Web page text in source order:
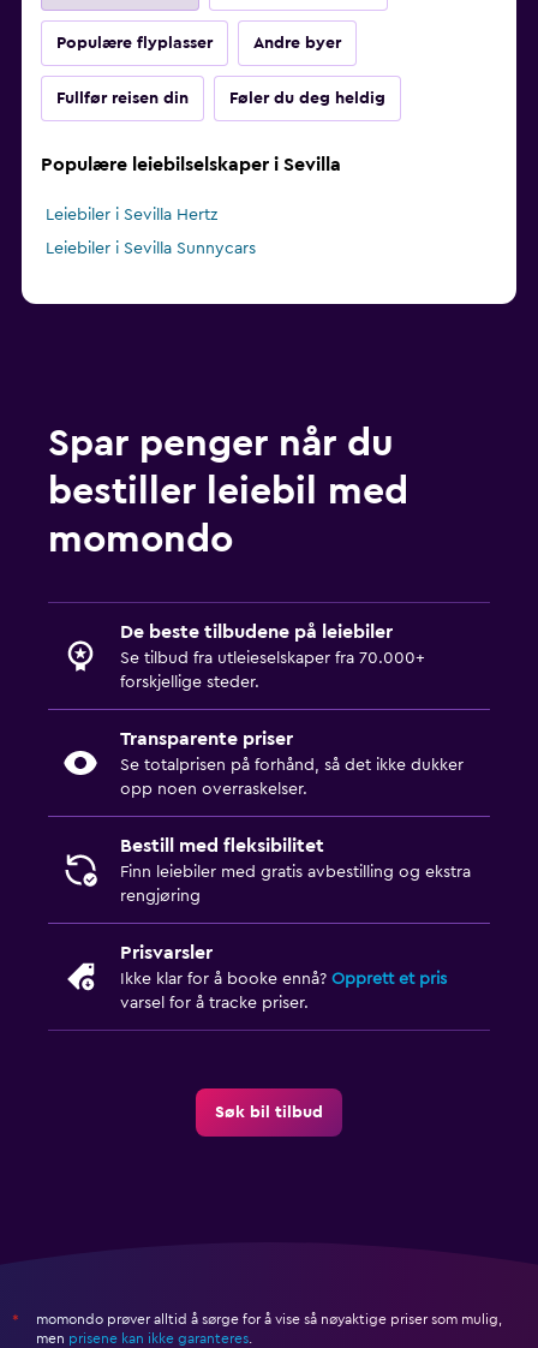
Populære flyplasser Andre byer
Fullfør reisen din Føler du deg heldig
Populære leiebilselskaper i Sevilla
Leiebiler i Sevilla Hertz
Leiebiler i Sevilla Sunnycars
Spar penger når du
bestiller leiebil med
momondo
De beste tilbudene på leiebiler
Se tilbud fra utleieselskaper fra 70.000+
forskjellige steder.
Transparente priser
Se totalprisen på forhånd, så det ikke dukker
opp noen overraskelser.
Bestill med fleksibilitet
Finn leiebiler med gratis avbestilling og ekstra
rengjøring
Prisvarsler
Ikke klar for å booke ennå? Opprett et pris
varsel for å tracke priser.
Søk bil tilbud
*
momondo prøver alltid å sørge for å vise så nøyaktige priser som mulig,
men prisene kan ikke garanteres